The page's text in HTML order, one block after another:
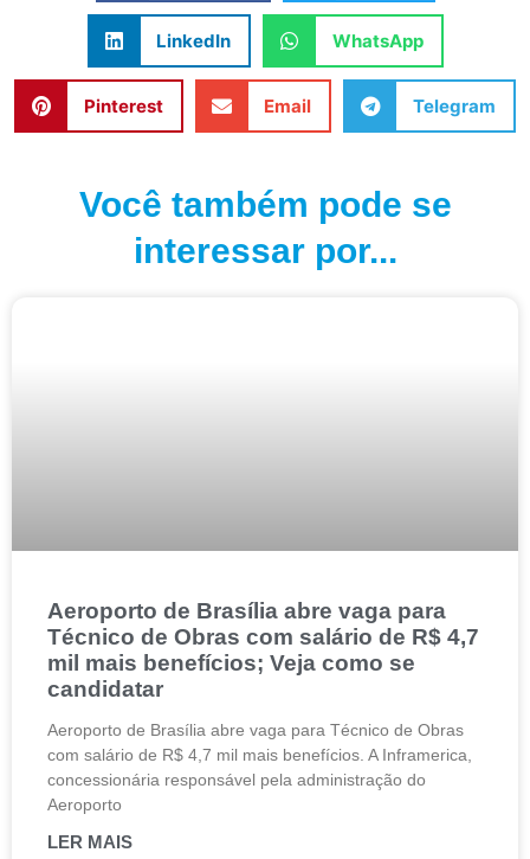
LinkedIn WhatsApp
Pinterest Email Telegram
Você também pode se
interessar por...
Aeroporto de Brasília abre vaga para
Técnico de Obras com salário de R$ 4,7
mil mais benefícios; Veja como se
candidatar
Aeroporto de Brasília abre vaga para Técnico de Obras
com salário de R$ 4,7 mil mais benefícios. A Inframerica,
concessionária responsável pela administração do
Aeroporto
LER MAIS